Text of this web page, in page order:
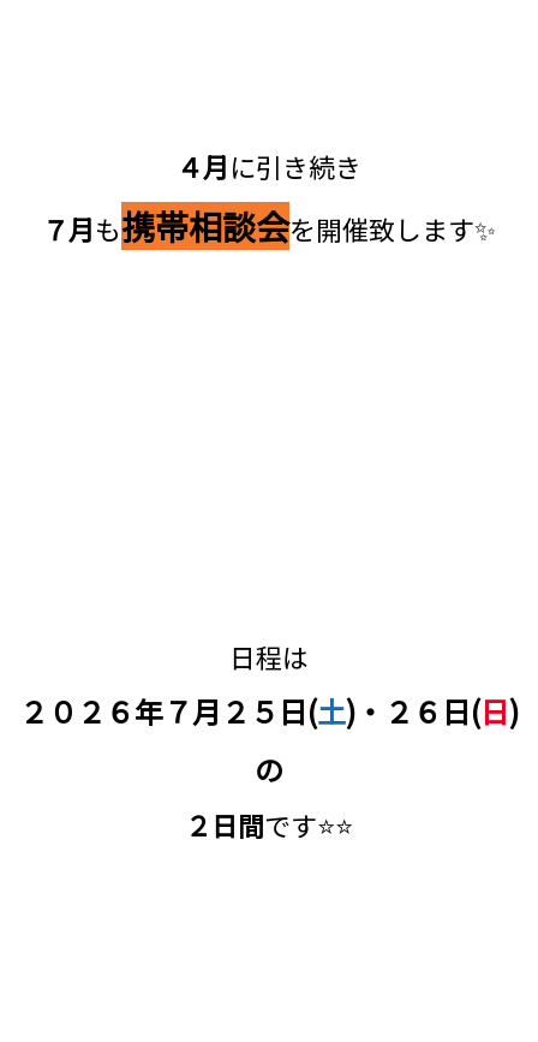
４月に引き続き
７月も携帯相談会を開催致します✨
日程は
２０２６年７月２５日(土)・２６日(日)
の
２日間です⭐⭐